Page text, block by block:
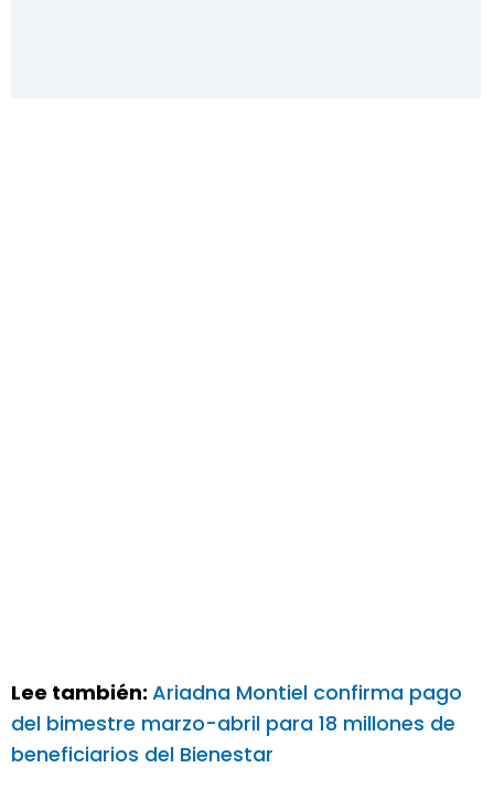
Lee también: Ariadna Montiel confirma pago
del bimestre marzo-abril para 18 millones de
beneficiarios del Bienestar